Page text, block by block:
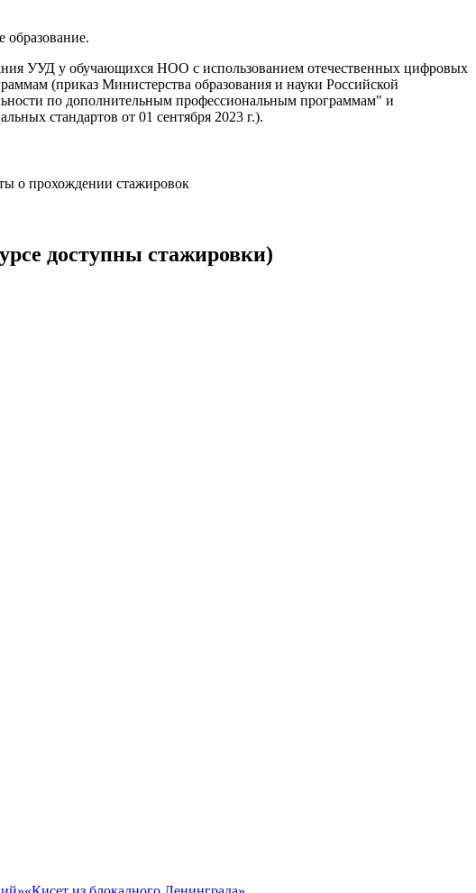
образование.
УУД у обучающихся НОО с использованием отечественных цифровых
(приказ Министерства образования и науки Российской
по дополнительным профессиональным программам" и
стандартов от 01 сентября 2023 г.).
о прохождении стажировок
доступны стажировки)